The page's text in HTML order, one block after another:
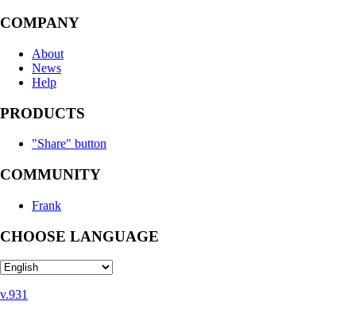
COMPANY
About
News
Help
PRODUCTS
"Share" button
COMMUNITY
Frank
CHOOSE LANGUAGE
v.931